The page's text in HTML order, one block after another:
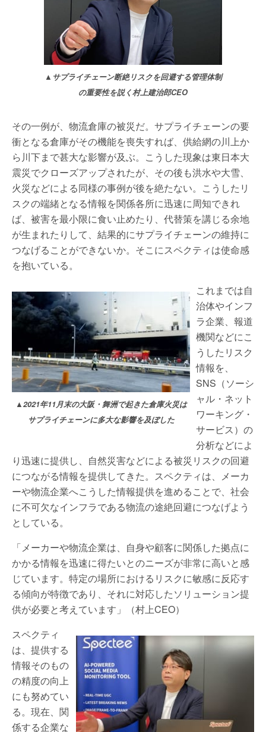
▲サプライチェーン断絶リスクを回避する管理体制
の重要性を説く村上建治郎CEO
その一例が、物流倉庫の被災だ。サプライチェーンの要
衝となる倉庫がその機能を喪失すれば、供給網の川上か
ら川下まで甚大な影響が及ぶ。こうした現象は東日本大
震災でクローズアップされたが、その後も洪水や大雪、
火災などによる同様の事例が後を絶たない。こうしたリ
スクの端緒となる情報を関係各所に迅速に周知できれ
ば、被害を最小限に食い止めたり、代替策を講じる余地
が生まれたりして、結果的にサプライチェーンの維持に
つなげることができないか。そこにスペクティは使命感
を抱いている。
▲2021年11月末の大阪・舞洲で起きた倉庫火災は
サプライチェーンに多大な影響を及ぼした
これまでは自
治体やインフ
ラ企業、報道
機関などにこ
うしたリスク
情報を、
SNS（ソーシ
ャル・ネット
ワーキング・
サービス）の
分析などによ
り迅速に提供し、自然災害などによる被災リスクの回避
につながる情報を提供してきた。スペクティは、メーカ
ーや物流企業へこうした情報提供を進めることで、社会
に不可欠なインフラである物流の途絶回避につなげよう
としている。
「メーカーや物流企業は、自身や顧客に関係した拠点に
かかる情報を迅速に得たいとのニーズが非常に高いと感
じています。特定の場所におけるリスクに敏感に反応す
る傾向が特徴であり、それに対応したソリューション提
供が必要と考えています」（村上CEO）
スペクティ
は、提供する
情報そのもの
の精度の向上
にも努めてい
る。現在、関
係する企業な